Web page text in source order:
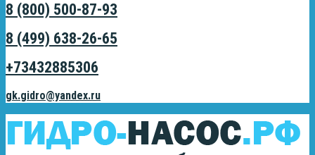
8 (800) 500-87-93
8 (499) 638-26-65
+73432885306
gk.gidro@yandex.ru